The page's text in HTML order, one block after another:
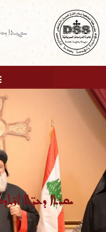
content
ܚܘܓܬܐ
ܝܩܪܬܐ ܕܥܕ̈ܬܐ